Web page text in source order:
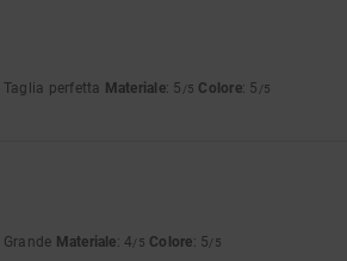
Taglia perfetta Materiale: 5 /5 Colore: 5 /5
Grande Materiale: 4/5 Colore: 5/5